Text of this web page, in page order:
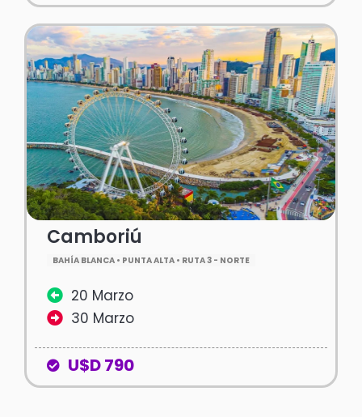
Camboriú
BAHÍA BLANCA • PUNTA ALTA • RUTA 3 - NORTE
20 Marzo
30 Marzo
U$D 790